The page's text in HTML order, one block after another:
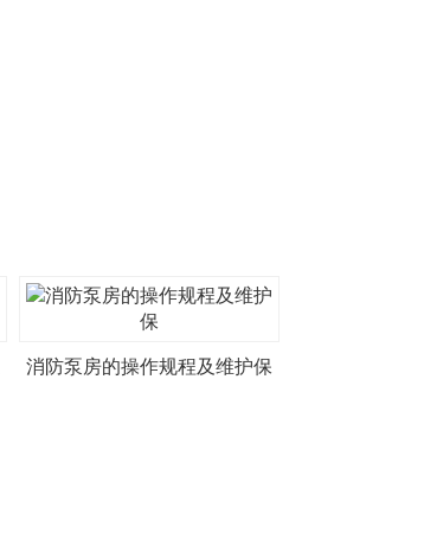
消防泵房的操作规程及维护保